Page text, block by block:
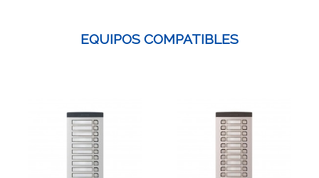
EQUIPOS COMPATIBLES